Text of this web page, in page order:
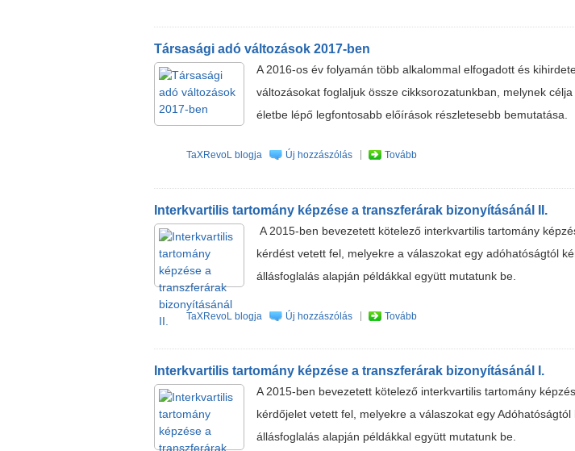
Társasági adó változások 2017-ben
A 2016-os év folyamán több alkalommal elfogadott és
változásokat foglaljuk össze cikksorozatunkban, melynek
életbe lépő legfontosabb előírások részletesebb bemutatása.
TaXRevoL blogja Új hozzászólás Tovább
Interkvartilis tartomány képzése a transzferárak bizonyításánál II.
A 2015-ben bevezetett kötelező interkvartilis tartomány
kérdést vetett fel, melyekre a válaszokat egy adóhatóságtól
állásfoglalás alapján példákkal együtt mutatunk be.
TaXRevoL blogja Új hozzászólás Tovább
Interkvartilis tartomány képzése a transzferárak bizonyításánál I.
A 2015-ben bevezetett kötelező interkvartilis tartomány
kérdőjelet vetett fel, melyekre a válaszokat egy
állásfoglalás alapján példákkal együtt mutatunk be.